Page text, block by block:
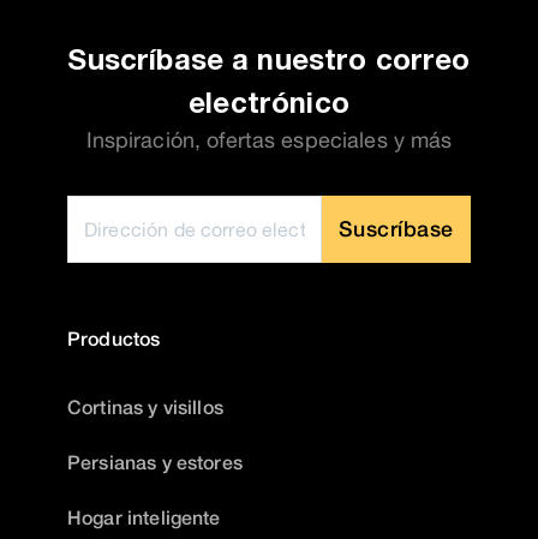
Suscríbase a nuestro correo
electrónico
Inspiración, ofertas especiales y más
Suscríbase
Productos
Cortinas y visillos
Persianas y estores
Hogar inteligente